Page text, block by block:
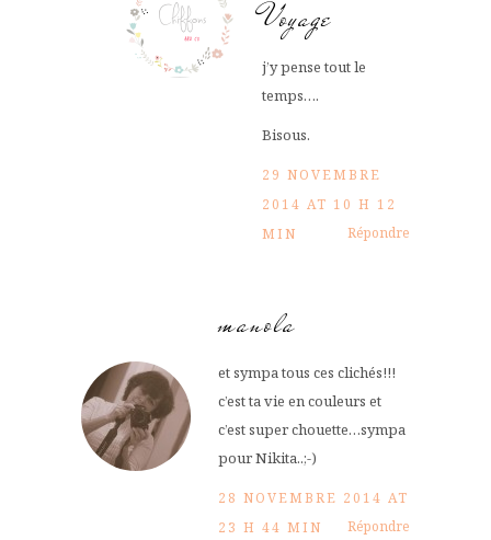
Voyage
j’y pense tout le
temps….
Bisous.
29 NOVEMBRE
2014 AT 10 H 12
MIN
Répondre
manola
et sympa tous ces clichés!!!
c’est ta vie en couleurs et
c’est super chouette…sympa
pour Nikita..;-)
28 NOVEMBRE 2014 AT
23 H 44 MIN
Répondre